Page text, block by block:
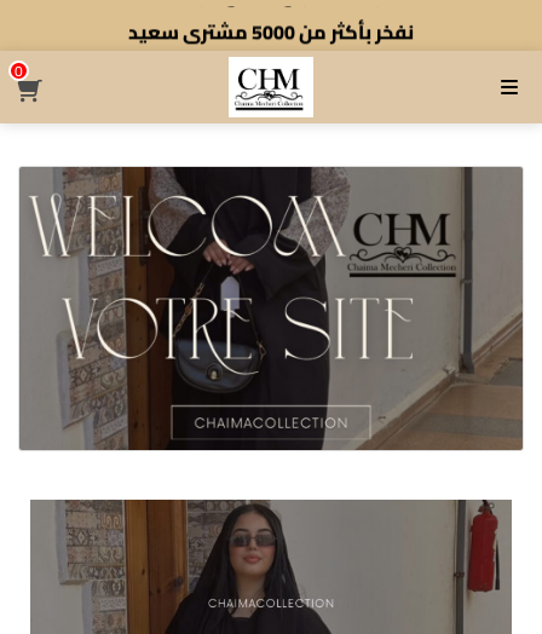
نفخر بأكثر من 5000 مشتري سعيد
أطلب الآن والتوصيل مجاني بالنسبه ل 50 كوموند لولا
القائمة
0